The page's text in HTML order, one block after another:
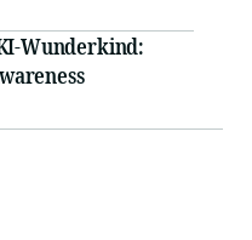
Wunderkind: